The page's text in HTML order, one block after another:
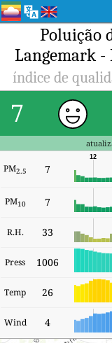
Poluição
Langemark -
índice de
7
PM2.5 7
12
PM10 7
R.H. 33
Press 1006
Temp 26
Wind 4